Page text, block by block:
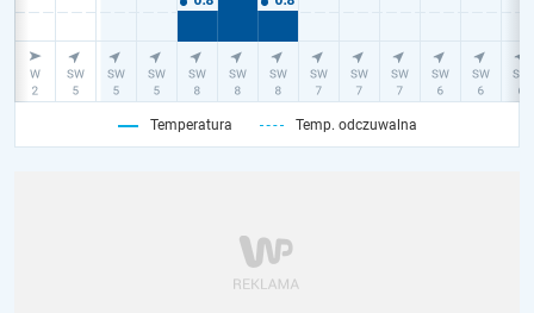
Temperatura Temp. odczuwalna